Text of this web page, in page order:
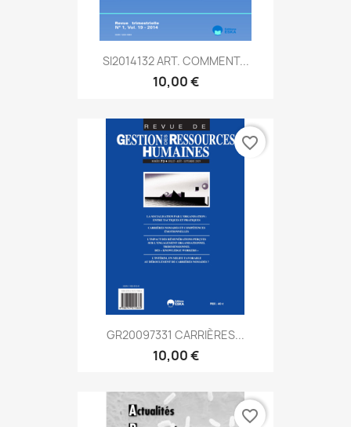
SI2014132 ART. COMMENT...
10,00 €
GR20097331 CARRIÈRES...
10,00 €
favorite_border
favorite_border